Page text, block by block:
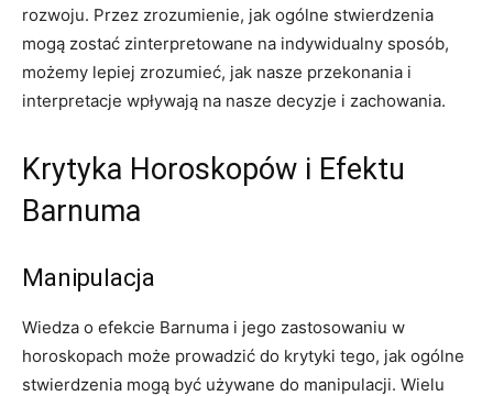
rozwoju. Przez zrozumienie, jak ogólne stwierdzenia
mogą zostać zinterpretowane na indywidualny sposób,
możemy lepiej zrozumieć, jak nasze przekonania i
interpretacje wpływają na nasze decyzje i zachowania.
Krytyka Horoskopów i Efektu
Barnuma
Manipulacja
Wiedza o efekcie Barnuma i jego zastosowaniu w
horoskopach może prowadzić do krytyki tego, jak ogólne
stwierdzenia mogą być używane do manipulacji. Wielu